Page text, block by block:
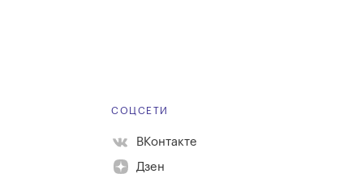
СОЦСЕТИ
ВКонтакте
Дзен